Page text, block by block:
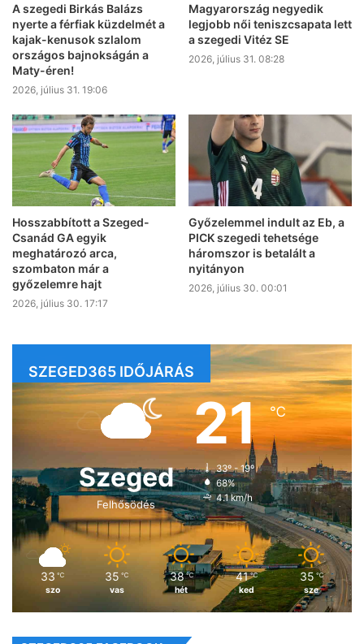
A szegedi Birkás Balázs
nyerte a férfiak küzdelmét a
kajak-kenusok szlalom
országos bajnokságán a
Maty-éren!
2026, július 31. 19:06
Magyarország negyedik
legjobb női teniszcsapata lett
a szegedi Vitéz SE
2026, július 31. 08:28
Hosszabbított a Szeged-
Csanád GA egyik
meghatározó arca,
szombaton már a
győzelemre hajt
2026, július 30. 17:17
Győzelemmel indult az Eb, a
PICK szegedi tehetsége
háromszor is betalált a
nyitányon
2026, július 30. 00:01
SZEGED365 IDŐJÁRÁS
Szeged
Felhősödés
21℃
33º - 19º
68%
4.1 km/h
33 ℃
szo
35 ℃
vas
38 ℃
hét
41 ℃
ked
35 ℃
sze